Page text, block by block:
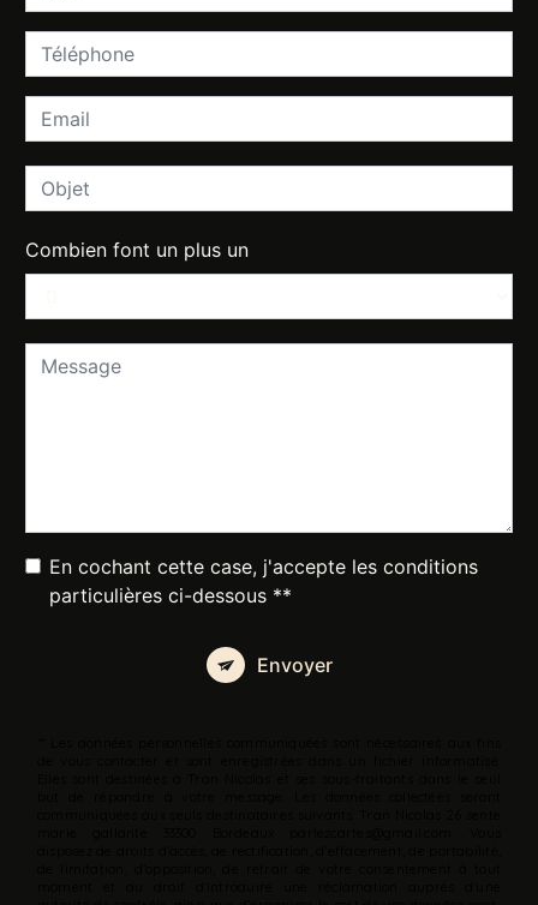
Combien font un plus un
En cochant cette case, j'accepte les conditions
particulières ci-dessous **
Envoyer